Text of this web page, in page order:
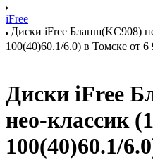
iFree
Диски iFree Бланш(KC908)
100(40)60.1/6.0) в Томске от 6
Диски iFree
нео-классик
100(40)60.1/